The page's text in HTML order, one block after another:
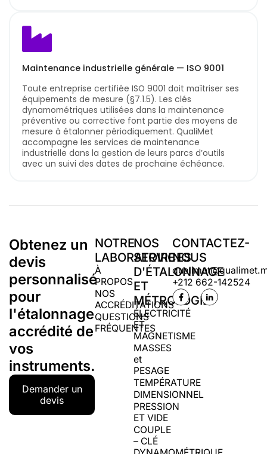
Maintenance industrielle générale — ISO 9001
Toute entreprise certifiée ISO 9001 doit maîtriser ses
équipements de mesure (§7.1.5). Les clés
dynamométriques utilisées dans la maintenance
préventive ou corrective font partie des moyens de
mesure à étalonner périodiquement. QualiMet
accompagne les services de maintenance
industrielle dans la gestion de leurs parcs d’outils
avec un suivi des dates de prochaine échéance.
Obtenez un
devis
personnalisé
pour
l'étalonnage
accrédité de
vos
instruments.
Demander un
devis
NOTRE
LABORATOIRE
À
PROPOS
NOS
ACCRÉDITATIONS
QUESTIONS
FRÉQUENTES
NOS
SERVICES
D'ÉTALONNAGE
ET
MÉTROLOGIE
ÉLECTRICITÉ
ET
MAGNETISME
MASSES
et
PESAGE
TEMPÉRATURE
DIMENSIONNEL
PRESSION
ET VIDE
COUPLE
– CLÉ
CONTACTEZ-
NOUS
+212 662-142524